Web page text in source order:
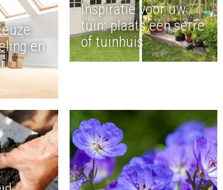
en
Inspiratie voor uw
tuin: plaats een serre
of tuinhuis